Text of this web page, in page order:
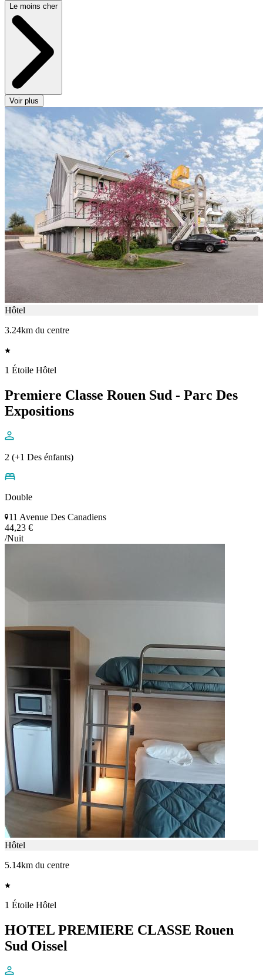
Le moins cher
Voir plus
Hôtel
3.24km du centre
1 Étoile Hôtel
Premiere Classe Rouen Sud - Parc Des
Expositions
2 (+1 Des énfants)
Double
11 Avenue Des Canadiens
44,23 €
/Nuit
Hôtel
5.14km du centre
1 Étoile Hôtel
HOTEL PREMIERE CLASSE Rouen
Sud Oissel